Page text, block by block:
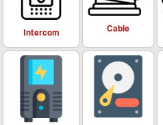
Cable
Intercom